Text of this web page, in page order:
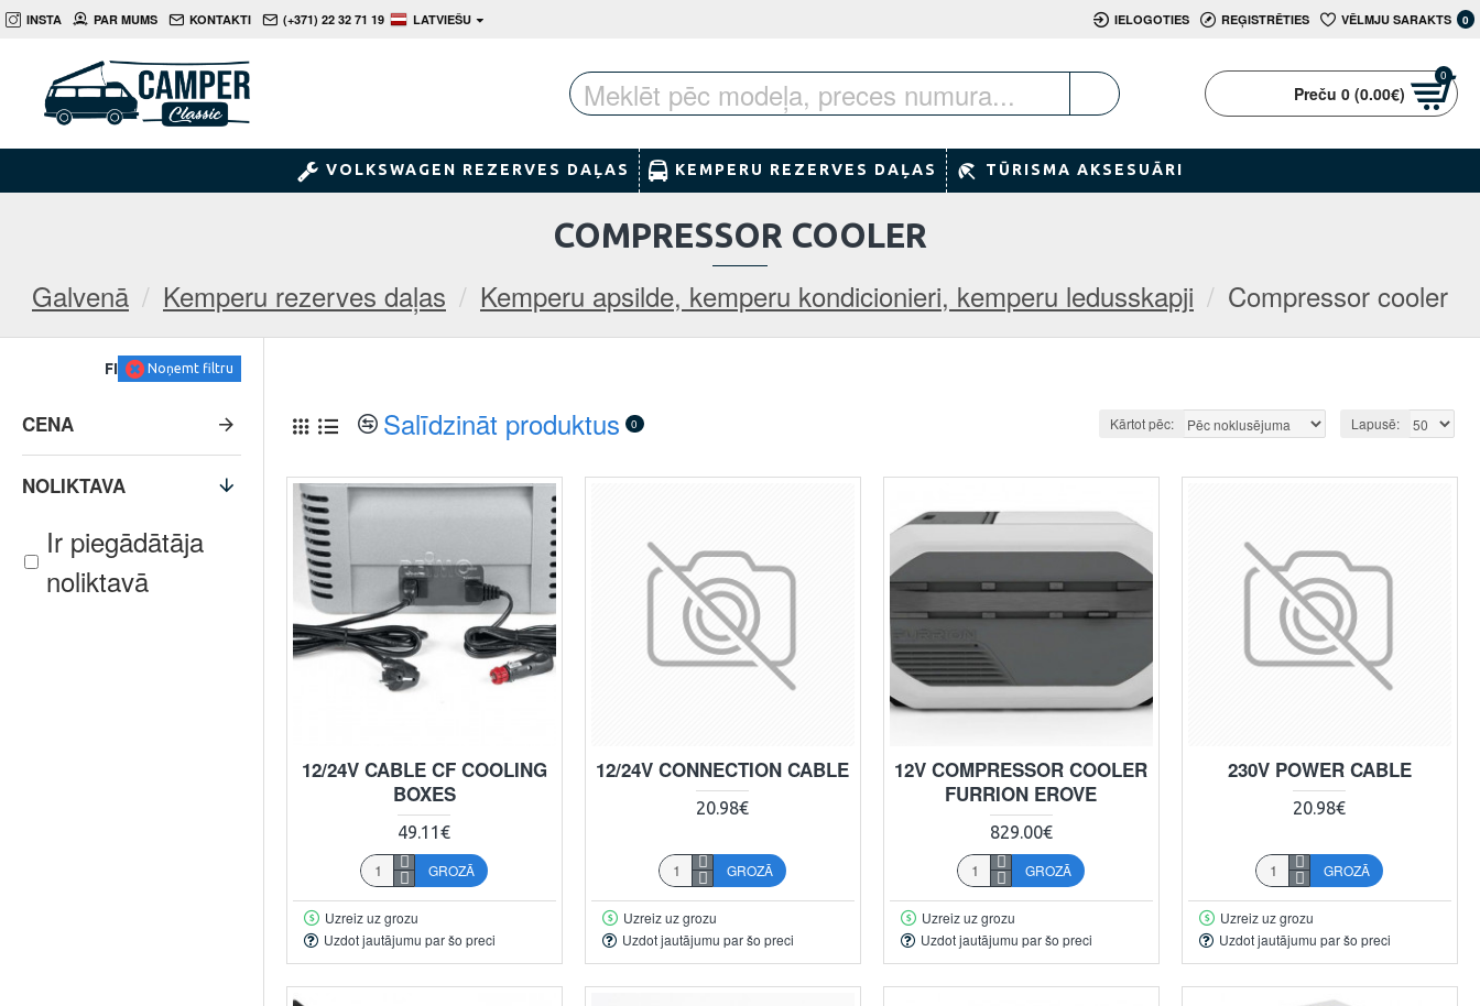
INSTA PAR MUMS KONTAKTI (+371) 22 32 71 19 LATVIEŠU IELOGOTIES REĢISTRĒTIES VĒLMJU SARAKTS 0
Preču 0 (0.00€)
0
VOLKSWAGEN REZERVES DAĻAS KEMPERU REZERVES DAĻAS TŪRISMA AKSESUĀRI
Galvenā Kemperu rezerves daļas Kemperu apsilde, kemperu kondicionieri, kemperu ledusskapji Compressor cooler
COMPRESSOR COOLER
FILTRSNoņemt filtru
CENA
NOLIKTAVA
Ir piegādātāja
noliktavā
Salīdzināt produktus 0 Kārtot pēc: Lapusē:
12/24V CABLE CF COOLING
BOXES
49.11€
GROZĀ
Uzreiz uz grozu
Uzdot jautājumu par šo preci
12/24V CONNECTION CABLE
20.98€
GROZĀ
Uzreiz uz grozu
Uzdot jautājumu par šo preci
12V COMPRESSOR COOLER
FURRION EROVE
829.00€
GROZĀ
Uzreiz uz grozu
Uzdot jautājumu par šo preci
230V POWER CABLE
20.98€
GROZĀ
Uzreiz uz grozu
Uzdot jautājumu par šo preci